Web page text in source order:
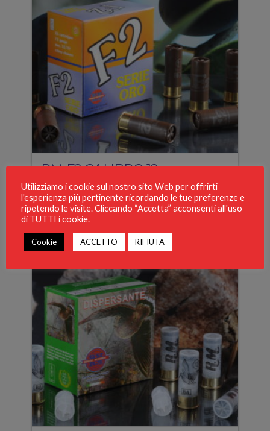
RM F2 CALIBRO 12
Utilizziamo i cookie sul nostro sito Web per offrirti
l'esperienza più pertinente ricordando le tue preferenze e
ripetendo le visite. Cliccando “Accetta” acconsenti all'uso
di TUTTI i cookie.
Cookie ACCETTO RIFIUTA